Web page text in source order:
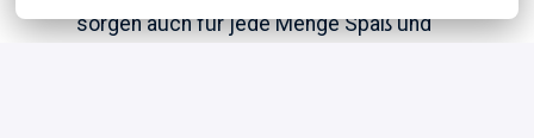
sorgen auch für jede Menge Spaß und